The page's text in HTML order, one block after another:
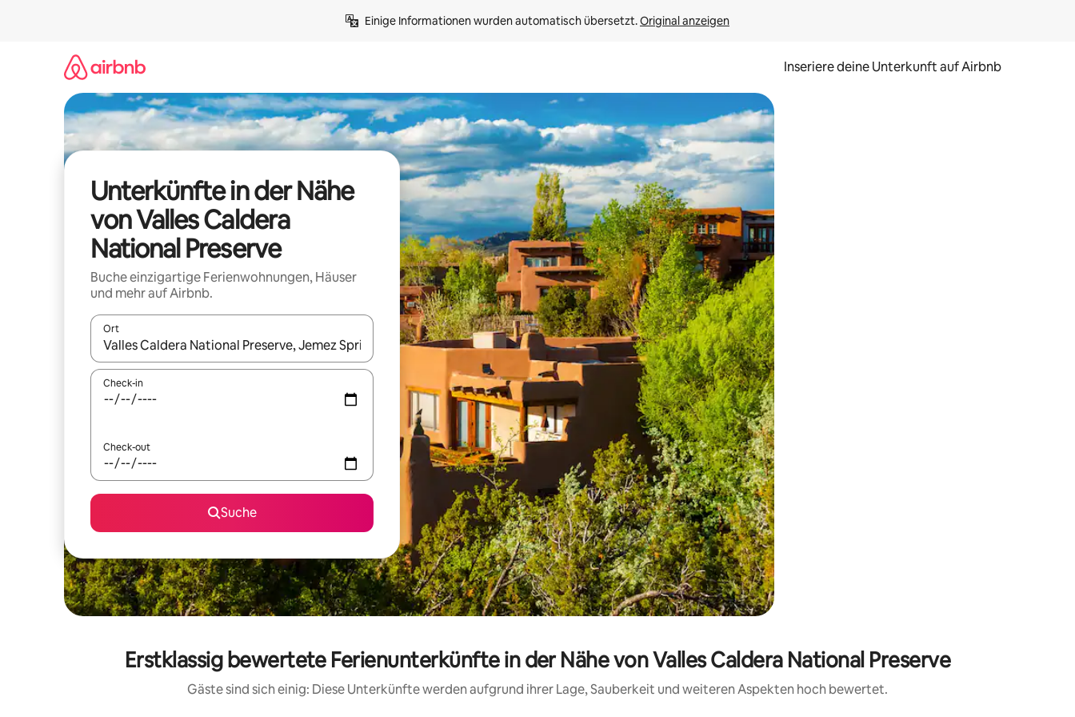
Einige Informationen wurden automatisch übersetzt. Original anzeigen
Inseriere deine Unterkunft auf Airbnb
Unterkünfte in der Nähe
von Valles Caldera
National Preserve
Buche einzigartige Ferienwohnungen, Häuser
und mehr auf Airbnb.
Ort
Wenn Ergebnisse verfügbar sind, navigiere mit den Pfeiltasten nach oben und unten oder erkunde die Ergebnisse durch Berühren oder Wischgesten.
Check-in
Check-out
Suche
Erstklassig bewertete Ferienunterkünfte in der Nähe von Valles Caldera National Preserve
Gäste sind sich einig: Diese Unterkünfte werden aufgrund ihrer Lage, Sauberkeit und weiteren Aspekten hoch bewertet.